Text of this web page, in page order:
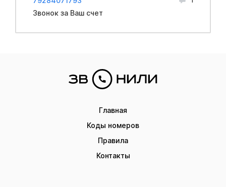
Звонок за Ваш счет
Главная
Коды номеров
Правила
Контакты